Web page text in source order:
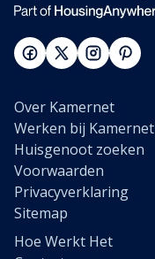
Over Kamernet
Werken bij Kamernet
Huisgenoot zoeken
Voorwaarden
Privacyverklaring
Sitemap
Hoe Werkt Het